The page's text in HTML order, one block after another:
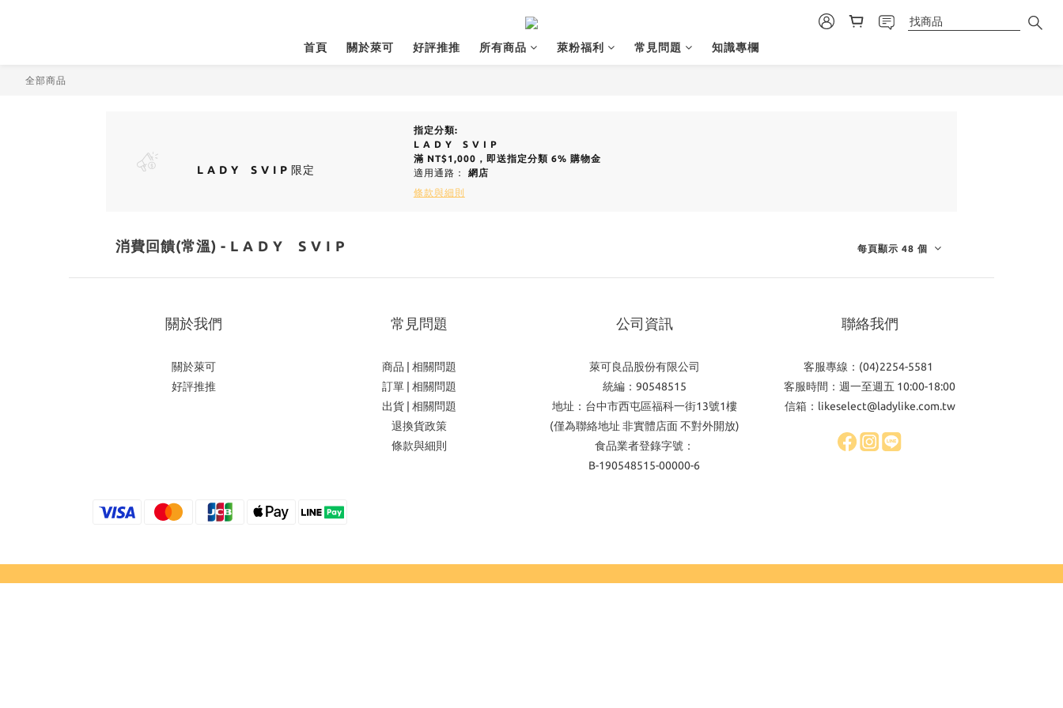
首頁 關於萊可 好評推推 所有商品 萊粉福利 常見問題 知識專欄
全部商品
L A D Y S V I P 限定
指定分類:
L A D Y S V I P
滿 NT$1,000 ，即送指定分類 6% 購物金
適用通路： 網店
條款與細則
消費回饋(常溫) - L A D Y S V I P 每頁顯示 48 個
關於我們
關於萊可
好評推推
常見問題
商品 | 相關問題
訂單 | 相關問題
出貨 | 相關問題
退換貨政策
條款與細則
公司資訊
萊可良品股份有限公司
統編：90548515
地址：台中市西屯區福科一街13號1樓
(僅為聯絡地址 非實體店面 不對外開放)
食品業者登錄字號：
B-190548515-00000-6
聯絡我們
客服專線：(04)2254-5581
客服時間：週一至週五 10:00-18:00
信箱：likeselect@ladylike.com.tw